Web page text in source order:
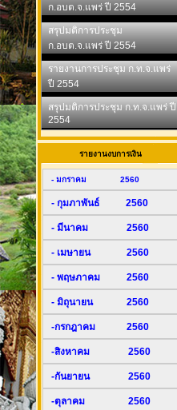
ก.อบต.จ.แพร่ ปี 2554
สรุปมติการประชุม
ก.อบต.จ.แพร่ ปี 2554
รายงานการประชุม ก.ท.จ.แพร่
ปี 2554
สรุปมติการประชุม ก.ท.จ.แพร่ ปี
2554
รายงานงบการเงิน
- มกราคม 2560
- กุมภาพันธ์ 2560
- มีนาคม 2560
- เมษายน 2560
- พฤษภาคม 2560
- มิถุนายน 2560
-กรกฎาคม 2560
-สิงหาคม 2560
-กันยายน 2560
-ตุลาคม 2560